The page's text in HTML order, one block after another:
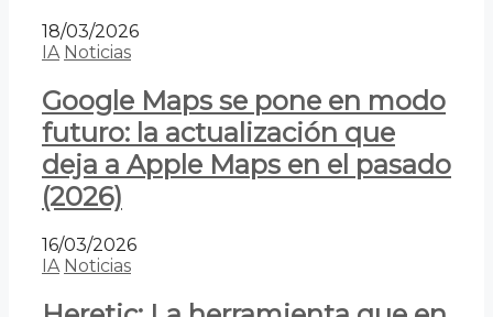
18/03/2026
IA Noticias
Google Maps se pone en modo
futuro: la actualización que
deja a Apple Maps en el pasado
(2026)
16/03/2026
IA Noticias